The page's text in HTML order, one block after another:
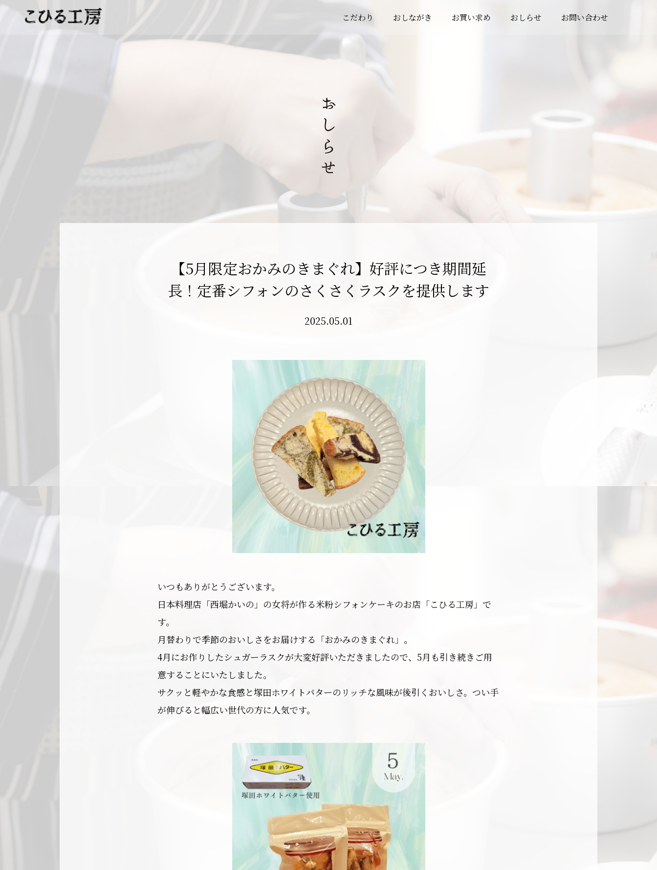
こだわり おしながき お買い求め おしらせ お問い合わせ
【5月限定おかみのきまぐれ】好評につき期間延
長！定番シフォンのさくさくラスクを提供します
2025.05.01
いつもありがとうございます。
日本料理店「西堀かいの」の女将が作る米粉シフォンケーキのお店「こひる工房」で
す。
月替わりで季節のおいしさをお届けする「おかみのきまぐれ」。
4月にお作りしたシュガーラスクが大変好評いただきましたので、5月も引き続きご用
意することにいたしました。
サクッと軽やかな食感と塚田ホワイトバターのリッチな風味が後引くおいしさ。つい手
が伸びると幅広い世代の方に人気です。